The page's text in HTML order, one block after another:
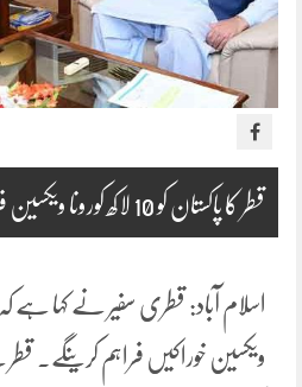
قطر کا پاکستان کو 10 لاکھ کورونا ویکسین فراہم کرنے کا اعلان
ویکسین خوراکیں فراہم کرینگے۔ قطر